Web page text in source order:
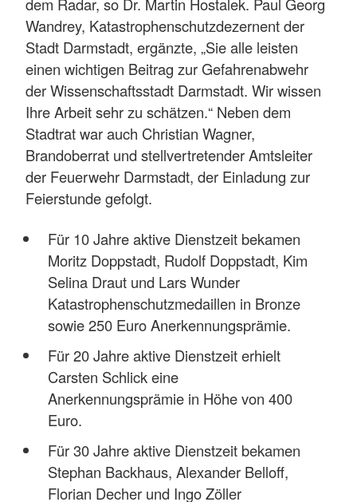
dem Radar, so Dr. Martin Hostalek. Paul Georg
Wandrey, Katastrophenschutzdezernent der
Stadt Darmstadt, ergänzte, „Sie alle leisten
einen wichtigen Beitrag zur Gefahrenabwehr
der Wissenschaftsstadt Darmstadt. Wir wissen
Ihre Arbeit sehr zu schätzen.“ Neben dem
Stadtrat war auch Christian Wagner,
Brandoberrat und stellvertretender Amtsleiter
der Feuerwehr Darmstadt, der Einladung zur
Feierstunde gefolgt.
Für 10 Jahre aktive Dienstzeit bekamen
Moritz Doppstadt, Rudolf Doppstadt, Kim
Selina Draut und Lars Wunder
Katastrophenschutzmedaillen in Bronze
sowie 250 Euro Anerkennungsprämie.
Für 20 Jahre aktive Dienstzeit erhielt
Carsten Schlick eine
Anerkennungsprämie in Höhe von 400
Euro.
Für 30 Jahre aktive Dienstzeit bekamen
Stephan Backhaus, Alexander Belloff,
Florian Decher und Ingo Zöller